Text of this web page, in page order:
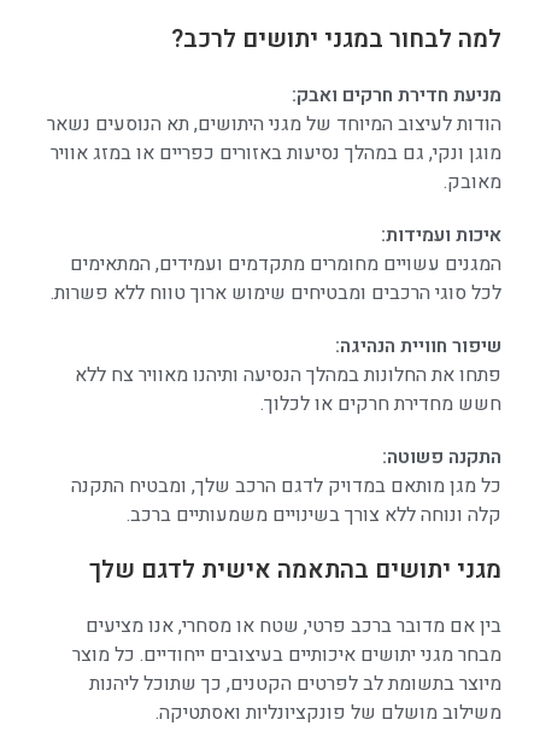
למה לבחור במגני יתושים לרכב?
מניעת חדירת חרקים ואבק:
הודות לעיצוב המיוחד של מגני היתושים, תא הנוסעים נשאר
מוגן ונקי, גם במהלך נסיעות באזורים כפריים או במזג אוויר
מאובק.
איכות ועמידות:
המגנים עשויים מחומרים מתקדמים ועמידים, המתאימים
לכל סוגי הרכבים ומבטיחים שימוש ארוך טווח ללא פשרות.
שיפור חוויית הנהיגה:
פתחו את החלונות במהלך הנסיעה ותיהנו מאוויר צח ללא
חשש מחדירת חרקים או לכלוך.
התקנה פשוטה:
כל מגן מותאם במדויק לדגם הרכב שלך, ומבטיח התקנה
קלה ונוחה ללא צורך בשינויים משמעותיים ברכב.
מגני יתושים בהתאמה אישית לדגם שלך
בין אם מדובר ברכב פרטי, שטח או מסחרי, אנו מציעים
מבחר מגני יתושים איכותיים בעיצובים ייחודיים. כל מוצר
מיוצר בתשומת לב לפרטים הקטנים, כך שתוכל ליהנות
משילוב מושלם של פונקציונליות ואסתטיקה.